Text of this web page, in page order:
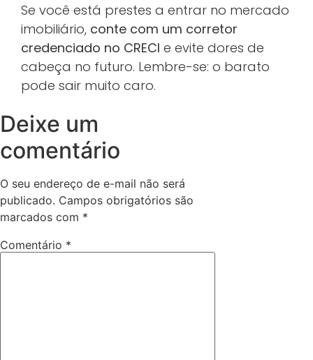
Se você está prestes a entrar no mercado
imobiliário, conte com um corretor
credenciado no CRECI e evite dores de
cabeça no futuro. Lembre-se: o barato
pode sair muito caro.
Deixe um
comentário
O seu endereço de e-mail não será
publicado. Campos obrigatórios são
marcados com *
Comentário *